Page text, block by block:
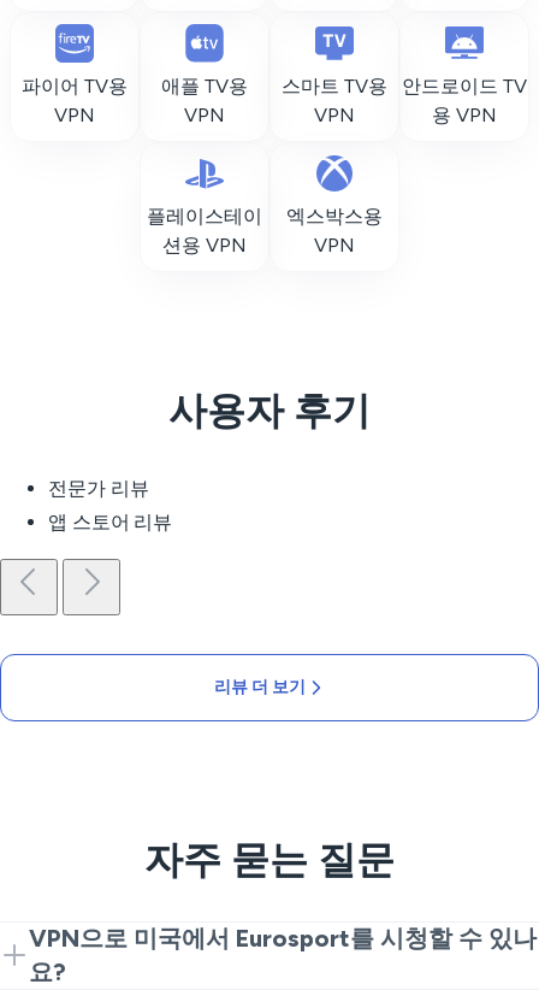
파이어 TV용
VPN
애플 TV용
VPN
스마트 TV용
VPN
안드로이드 TV
용 VPN
플레이스테이
션용 VPN
엑스박스용
VPN
사용자 후기
전문가 리뷰
앱 스토어 리뷰
리뷰 더 보기
자주 묻는 질문
VPN으로 미국에서 Eurosport를 시청할 수 있나
요?